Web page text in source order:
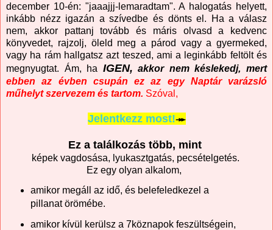
december 10-én: "jaaajjj-lemaradtam". A halogatás helyett,
inkább nézz igazán a szívedbe és dönts el. Ha a válasz
nem, akkor pattanj tovább és máris olvasd a kedvenc
könyvedet, rajzolj, öleld meg a párod vagy a gyermeked,
vagy ha rám hallgatsz azt teszed, ami a leginkább feltölt és
megnyugtat. Ám, ha IGEN, akkor nem késlekedj, mert
ebben az évben csupán ez az egy Naptár varázsló
műhelyt szervezem és tartom. Szóval,
Jelentkezz most!↠
Ez a találkozás több, mint
képek vagdosása, lyukasztgatás, pecsételgetés.
Ez egy olyan alkalom,
amikor megáll az idő, és belefeledkezel a
pillanat örömébe.
amikor kívül kerülsz a 7köznapok feszültségein,